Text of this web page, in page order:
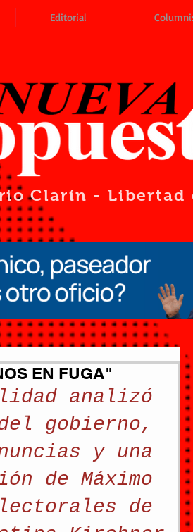
Editorial
Clarín - Libertad
EN FUGA"
analizó
gobierno,
y una
de Máximo
de